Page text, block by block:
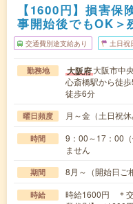
【1600円】損害保
事開始後でもOK＞
交通費別途支給あり 土日祝
勤務地 大阪府大阪市中
心斎橋駅から徒
徒歩6分
曜日頻度 月～金（土日祝休
時間
9：00～17：00
ません
期間 8月～（開始日ご
時給
時給1600円 ＊